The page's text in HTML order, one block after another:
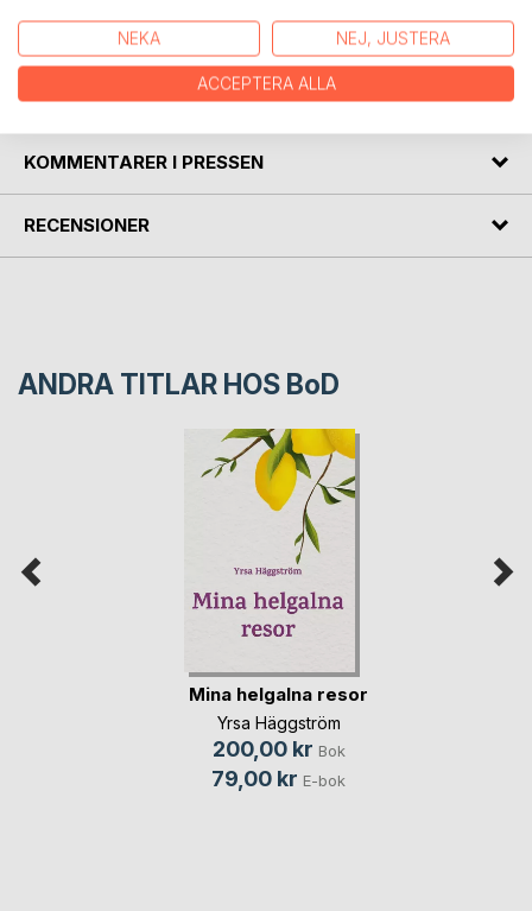
dikten!
FÖRFATTARE
KOMMENTARER I PRESSEN
RECENSIONER
ANDRA TITLAR HOS BoD
Mina helgalna resor
Yrsa Häggström
200,00 kr Bok
79,00 kr E-bok
NEKA NEJ, JUSTERA
ACCEPTERA ALLA